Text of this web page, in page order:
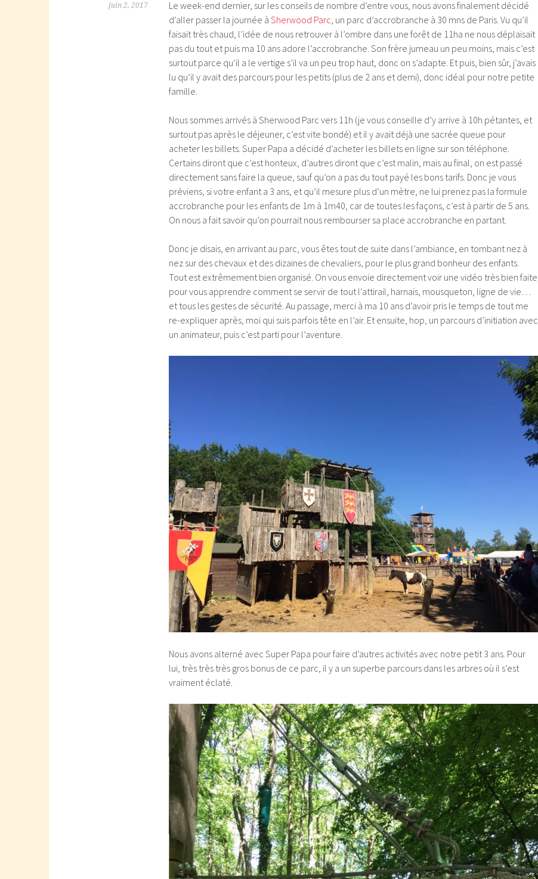
juin 2, 2017
Le week-end dernier, sur les conseils de nombre d’entre vous, nous avons finalement décidé
d’aller passer la journée à Sherwood Parc, un parc d’accrobranche à 30 mns de Paris. Vu qu’il
faisait très chaud, l’idée de nous retrouver à l’ombre dans une forêt de 11ha ne nous déplaisait
pas du tout et puis ma 10 ans adore l’accrobranche. Son frère jumeau un peu moins, mais c’est
surtout parce qu’il a le vertige s’il va un peu trop haut, donc on s’adapte. Et puis, bien sûr, j’avais
lu qu’il y avait des parcours pour les petits (plus de 2 ans et demi), donc idéal pour notre petite
famille.
Nous sommes arrivés à Sherwood Parc vers 11h (je vous conseille d’y arrive à 10h pétantes, et
surtout pas après le déjeuner, c’est vite bondé) et il y avait déjà une sacrée queue pour
acheter les billets. Super Papa a décidé d’acheter les billets en ligne sur son téléphone.
Certains diront que c’est honteux, d’autres diront que c’est malin, mais au final, on est passé
directement sans faire la queue, sauf qu’on a pas du tout payé les bons tarifs. Donc je vous
préviens, si votre enfant a 3 ans, et qu’il mesure plus d’un mètre, ne lui prenez pas la formule
accrobranche pour les enfants de 1m à 1m40, car de toutes les façons, c’est à partir de 5 ans.
On nous a fait savoir qu’on pourrait nous rembourser sa place accrobranche en partant.
Donc je disais, en arrivant au parc, vous êtes tout de suite dans l’ambiance, en tombant nez à
nez sur des chevaux et des dizaines de chevaliers, pour le plus grand bonheur des enfants.
Tout est extrêmement bien organisé. On vous envoie directement voir une vidéo très bien faite
pour vous apprendre comment se servir de tout l’attirail, harnais, mousqueton, ligne de vie…
et tous les gestes de sécurité. Au passage, merci à ma 10 ans d’avoir pris le temps de tout me
re-expliquer après, moi qui suis parfois tête en l’air. Et ensuite, hop, un parcours d’initiation avec
un animateur, puis c’est parti pour l’aventure.
Nous avons alterné avec Super Papa pour faire d’autres activités avec notre petit 3 ans. Pour
lui, très très très gros bonus de ce parc, il y a un superbe parcours dans les arbres où il s’est
vraiment éclaté.